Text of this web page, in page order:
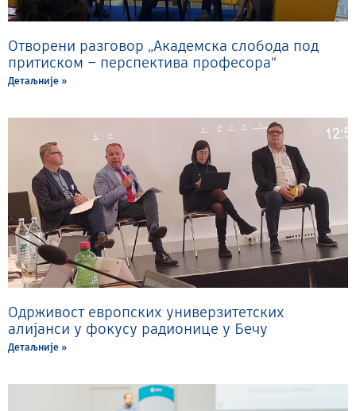
Отворени разговор „Академска слобода под
притиском – перспектива професора“
Детаљније »
Одрживост европских универзитетских
алијанси у фокусу радионице у Бечу
Детаљније »